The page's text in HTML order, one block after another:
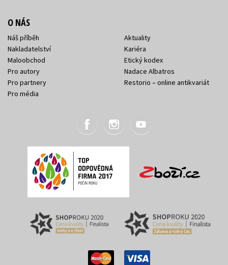
O NÁS
Náš příběh
Nakladatelství
Maloobchod
Pro autory
Pro partnery
Pro média
Aktuality
Kariéra
Etický kodex
Nadace Albatros
Restorio – online antikvariát